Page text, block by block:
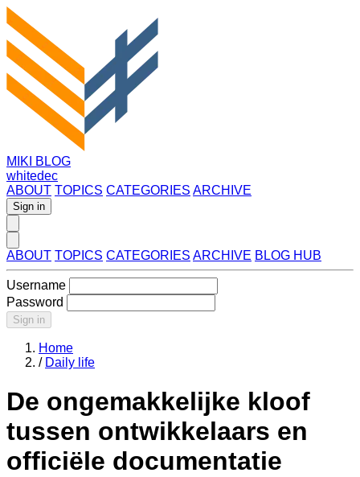
MIKI BLOG
whitedec
ABOUT TOPICS CATEGORIES ARCHIVE
Sign in
ABOUT TOPICS CATEGORIES ARCHIVE BLOG HUB
Username
Password
Sign in
Home
/ Daily life
De ongemakkelijke kloof
tussen ontwikkelaars en
officiële documentatie